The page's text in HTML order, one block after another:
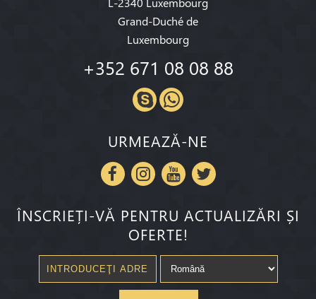
Grand-Duché de
Luxembourg
+352 671 08 08 88
URMEAZĂ-NE
ÎNSCRIEȚI-VĂ PENTRU ACTUALIZĂRI ȘI
OFERTE!